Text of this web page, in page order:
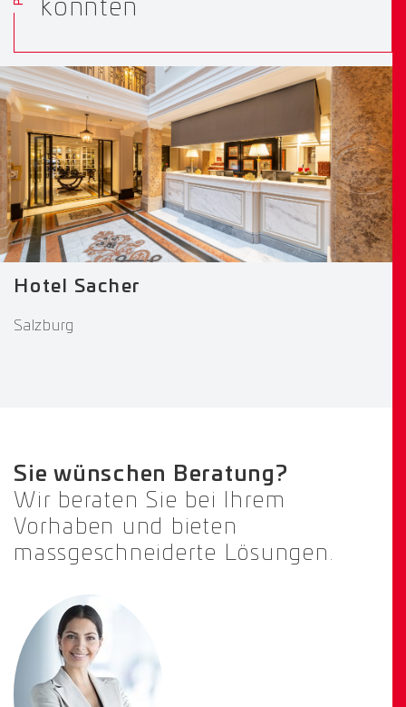
könnten
Hotel Sacher
Salzburg
Sie wünschen Beratung?
Wir beraten Sie bei Ihrem
Vorhaben und bieten
massgeschneiderte Lösungen.